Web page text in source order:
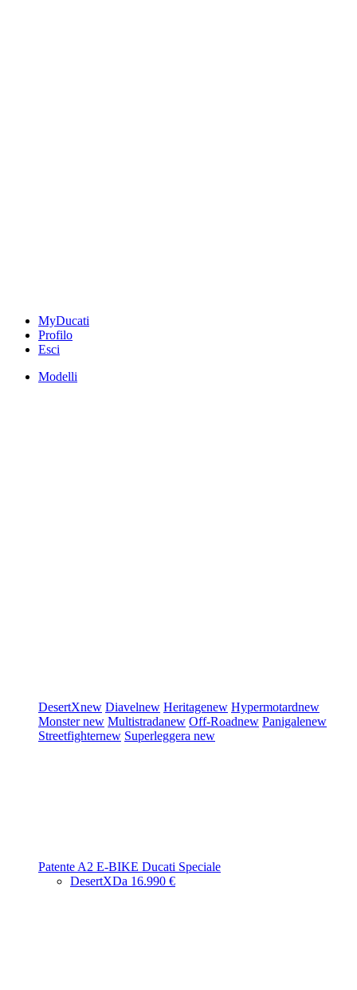
MyDucati
Profilo
Esci
Modelli
DesertXnew Diavelnew Heritagenew Hypermotardnew
Monsternew Multistradanew Off-Roadnew Panigalenew
Streetfighternew Superleggera new
Patente A2 E-BIKE Ducati Speciale
DesertXDa 16.990 €